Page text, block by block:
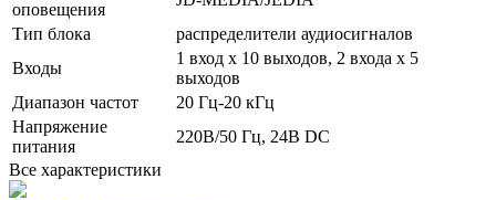
оповещения
Тип блока
распределители аудиосигналов
Входы
1 вход х 10 выходов, 2 входа х 5
выходов
Диапазон частот
20 Гц-20 кГц
Напряжение
питания
220В/50 Гц, 24В DC
Все характеристики